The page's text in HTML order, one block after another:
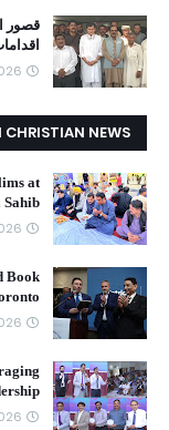
قصور
CHRISTIAN NEWS
at
Sahib
Book